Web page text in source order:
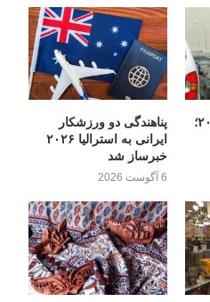
تکدی‌گری در ایران ۲۰۲۶؛
پناهندگی دو ورزشکار
ایرانی به استرالیا ۲۰۲۶
خبرساز شد
6 آگوست 2026